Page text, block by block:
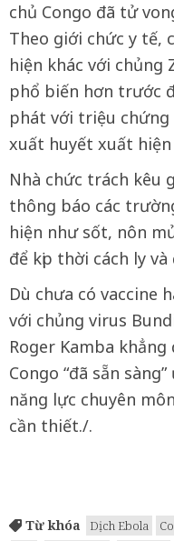
chủ Congo đã tử
Theo giới chức y tế,
hiện khác với chủng
phổ biến hơn trước
phát với triệu
xuất huyết xuất
Nhà chức trách kêu
thông báo các
hiện như sốt, nôn
để kịp thời cách ly và
Dù chưa có vaccine
với chủng virus
Roger Kamba khẳng
Congo “đã sẵn
năng lực chuyên
cần thiết./.
Từ khóa Dịch Ebola